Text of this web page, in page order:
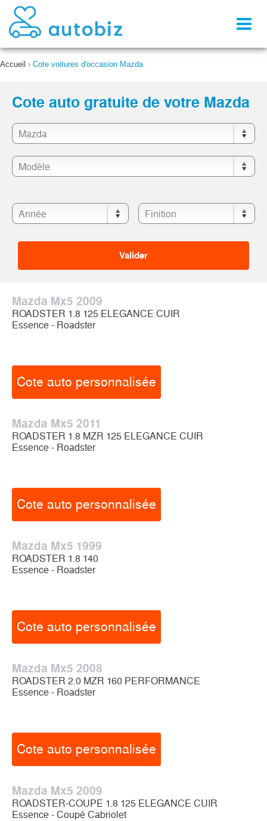
Accueil › Cote voitures d'occasion Mazda
Cote auto gratuite de votre Mazda
Mazda Mx5 2009
ROADSTER 1.8 125 ELEGANCE CUIR
Essence - Roadster
Cote auto personnalisée
Mazda Mx5 2011
ROADSTER 1.8 MZR 125 ELEGANCE CUIR
Essence - Roadster
Cote auto personnalisée
Mazda Mx5 1999
ROADSTER 1.8 140
Essence - Roadster
Cote auto personnalisée
Mazda Mx5 2008
ROADSTER 2.0 MZR 160 PERFORMANCE
Essence - Roadster
Cote auto personnalisée
Mazda Mx5 2009
ROADSTER-COUPE 1.8 125 ELEGANCE CUIR
Essence - Coupé Cabriolet